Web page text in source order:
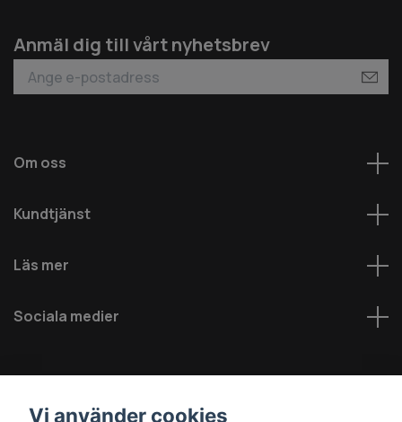
Anmäl dig till vårt nyhetsbrev
Om oss
Kundtjänst
Läs mer
Sociala medier
Vi använder cookies